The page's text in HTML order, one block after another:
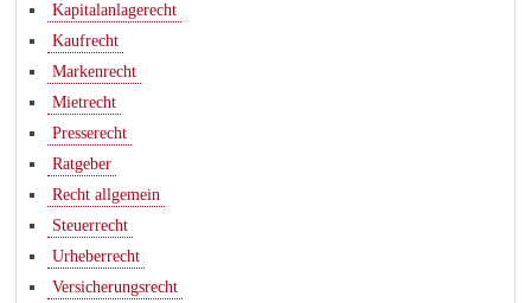
Kapitalanlagerecht
Kaufrecht
Markenrecht
Mietrecht
Presserecht
Ratgeber
Recht allgemein
Steuerrecht
Urheberrecht
Versicherungsrecht